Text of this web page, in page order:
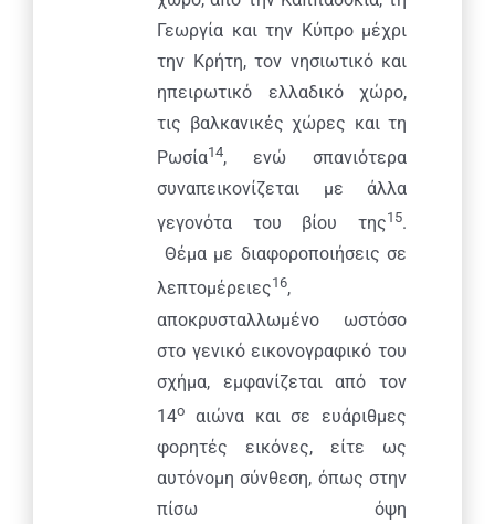
Γεωργία και την Κύπρο μέχρι
την Κρήτη, τον νησιωτικό και
ηπειρωτικό ελλαδικό χώρο,
τις βαλκανικές χώρες και τη
Ρωσία14, ενώ σπανιότερα
συναπεικονίζεται με άλλα
γεγονότα του βίου της15.
Θέμα με διαφοροποιήσεις σε
λεπτομέρειες16,
αποκρυσταλλωμένο ωστόσο
στο γενικό εικονογραφικό του
σχήμα, εμφανίζεται από τον
14ο
αιώνα και σε ευάριθμες
φορητές εικόνες, είτε ως
αυτόνομη σύνθεση, όπως στην
πίσω όψη